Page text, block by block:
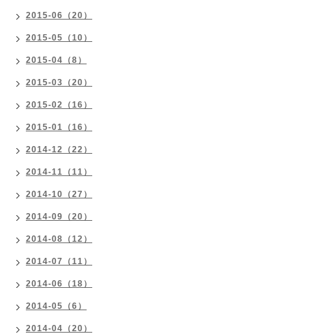
2015-06（20）
2015-05（10）
2015-04（8）
2015-03（20）
2015-02（16）
2015-01（16）
2014-12（22）
2014-11（11）
2014-10（27）
2014-09（20）
2014-08（12）
2014-07（11）
2014-06（18）
2014-05（6）
2014-04（20）